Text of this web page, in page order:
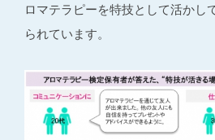
ロマテラピーを特技として活かし
られています。